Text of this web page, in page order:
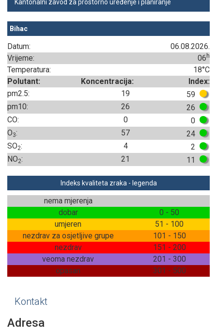
Kantonalni zavod za prostorno uređenje i planiranje
Bihac
Datum:
06.08.2026.
Vrijeme:
06 h
Temperatura:
18°C
Polutant:
Koncentracija:
Index:
pm2.5:
19
59
pm10:
26
26
CO:
0
0
O3: 57
24
SO2: 4
2
NO2: 21 11
Indeks kvaliteta zraka - legenda
nema mjerenja
dobar
0 - 50
umjeren
51 - 100
nezdrav za osjetljive grupe
101 - 150
nezdrav
151 - 200
veoma nezdrav
201 - 300
opasan
301 - 500
Kontakt
Adresa